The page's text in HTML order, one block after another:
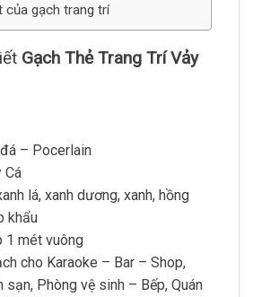
của gạch trang trí
Gạch Thẻ Trang Trí Vảy
– Pocerlain
Cá
lá, xanh dương, xanh, hồng
khẩu
1 mét vuông
cho Karaoke – Bar – Shop,
sạn, Phòng vệ sinh – Bếp, Quán